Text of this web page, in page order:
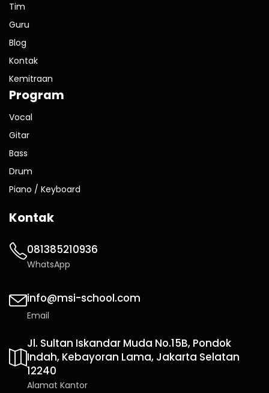
Tim
Guru
Blog
Kontak
Kemitraan
Program
Vocal
Gitar
Bass
Drum
Piano / Keyboard
Kontak
081385210936
WhatsApp
info@msi-school.com
Email
Jl. Sultan Iskandar Muda No.15B, Pondok
Indah, Kebayoran Lama, Jakarta Selatan
12240
Alamat Kantor